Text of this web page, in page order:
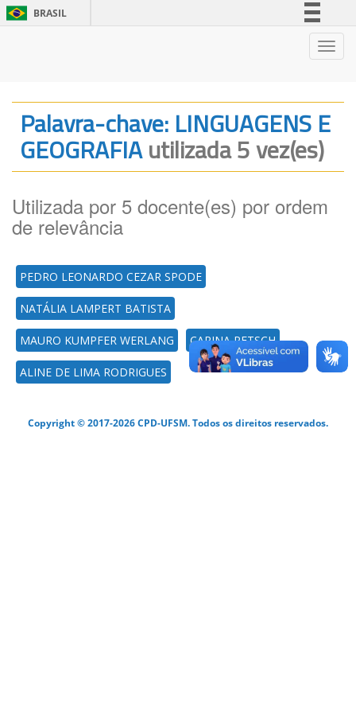
BRASIL
Legislação
Canais
Palavra-chave: LINGUAGENS E
GEOGRAFIAutilizada 5 vez(es)
Utilizada por 5 docente(es) por ordem
de relevância
PEDRO LEONARDO CEZAR SPODE
NATÁLIA LAMPERT BATISTA
MAURO KUMPFER WERLANG CARINA PETSCH
ALINE DE LIMA RODRIGUES
Copyright © 2017-2026 CPD-UFSM. Todos os direitos reservados.